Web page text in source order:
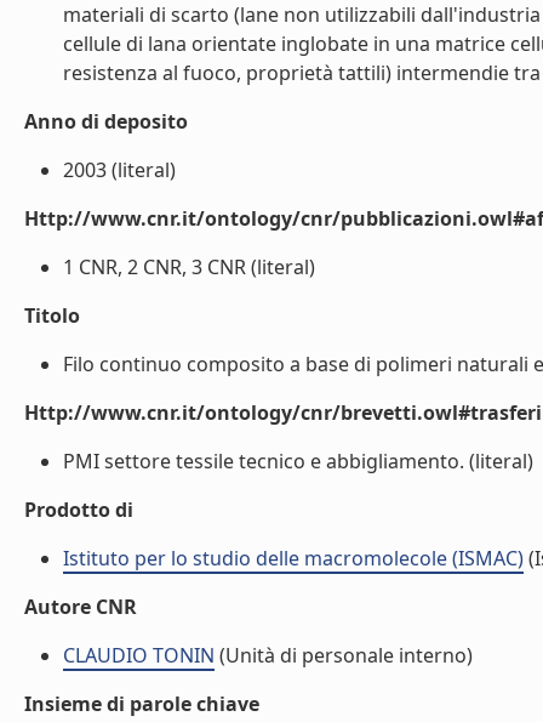
materiali di scarto (lane non utilizzabili
cellule di lana orientate inglobate in una matrice
resistenza al fuoco, proprietà tattili) intermendie
Anno di deposito
2003 (literal)
Http://www.cnr.it/ontology/cnr/
1 CNR, 2 CNR, 3 CNR (literal)
Titolo
Filo continuo composito a base di polimeri naturali
Http://www.cnr.it/ontology/cnr/
PMI settore tessile tecnico e abbigliamento. (literal)
Prodotto di
Istituto per lo studio delle macromolecole (ISMAC)
Autore CNR
CLAUDIO TONIN (Unità di personale interno)
Insieme di parole chiave